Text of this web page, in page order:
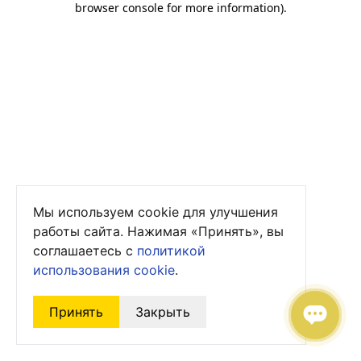
browser console for more information).
Мы используем cookie для улучшения
работы сайта. Нажимая «Принять», вы
соглашаетесь с политикой
использования cookie.
Принять Закрыть